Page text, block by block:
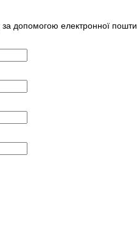
за допомогою електронної пошти